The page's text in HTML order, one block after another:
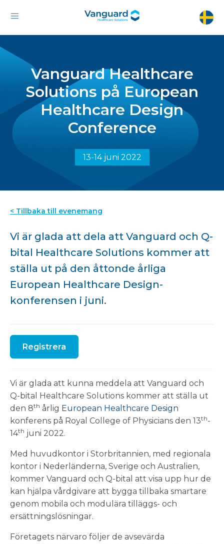
Vanguard Healthcare
Solutions på European
Healthcare Design
Conference
13-14 juni 2022
< Tillbaka till evenemang
Vi är glada att dela att Vanguard och Q-
bital Healthcare Solutions kommer att
ställa ut på den åttonde årliga
European Healthcare Design-
konferensen i juni.
Registrera
Vi är glada att kunna meddela att Vanguard och
Q-bital Healthcare Solutions kommer att ställa ut
den 8th årlig European Healthcare Design
konferens på Royal College of Physicians den 13th-
14th juni 2022.
Med huvudkontor i Storbritannien, med regionala
kontor i Nederländerna, Sverige och Australien,
kommer Vanguard och Q-bital att visa upp hur de
kan hjälpa vårdgivare att bygga tillbaka smartare
genom mobila och modulära tilläggs- och
ersättningslösningar.
Företagets närvaro följer de avsevärda